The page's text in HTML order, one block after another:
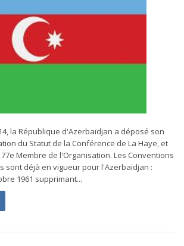
la République d'Azerbaïdjan a déposé son
du Statut de la Conférence de La Haye, et
Membre de l'Organisation. Les Conventions
sont déjà en vigueur pour l'Azerbaïdjan :
1961 supprimant...